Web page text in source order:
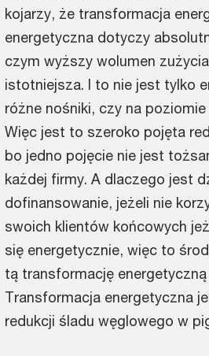
kojarzy, że transformacja
energetyczna dotyczy
czym wyższy wolumen
istotniejsza. I to nie jest tylko
różne nośniki, czy na
Więc jest to szeroko pojęta
bo jedno pojęcie nie jest
każdej firmy. A dlaczego jest
dofinansowanie, jeżeli nie
swoich klientów końcowych
się energetycznie, więc to
tą transformację
Transformacja energetyczna
redukcji śladu węglowego w